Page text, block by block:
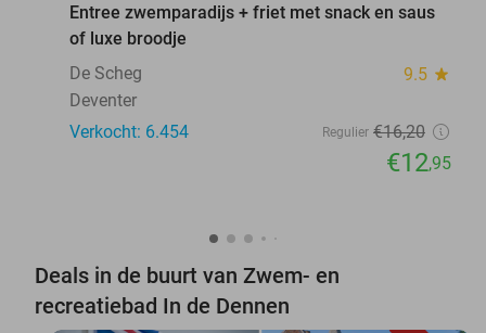
Entree zwemparadijs + friet met snack en saus
of luxe broodje
De Scheg
9.5 star
Deventer
Verkocht: 6.454
Regulier €16,20
€12,95
Deals in de buurt van Zwem- en
recreatiebad In de Dennen